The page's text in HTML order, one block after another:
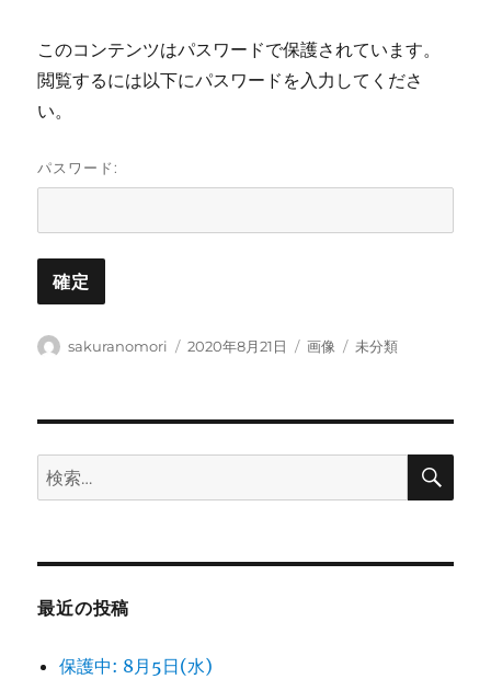
このコンテンツはパスワードで保護されています。
閲覧するには以下にパスワードを入力してくださ
い。
パスワード:
投
sakuranomori
投
2020年8月21日
フ
ト
画像
カ
未分類
検
索:
検
最近の投稿
保護中: 8月5日(水)